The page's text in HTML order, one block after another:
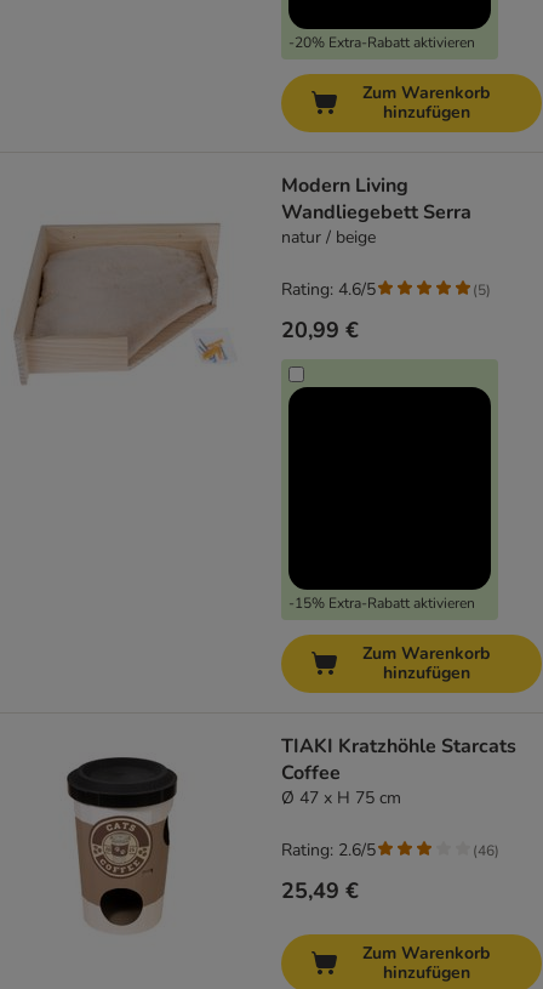
-20% Extra-Rabatt aktivieren
Zum Warenkorb
hinzufügen
Modern Living
Wandliegebett Serra
natur / beige
20,99 €
-15% Extra-Rabatt aktivieren
Rating: 4.6/5 (5)
Zum Warenkorb
hinzufügen
TIAKI Kratzhöhle Starcats
Coffee
Ø 47 x H 75 cm
25,49 €
Rating: 2.6/5 (46)
Zum Warenkorb
hinzufügen